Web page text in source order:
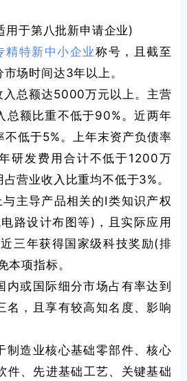
于第八批新申请企业)
精特新中小企业称号，且截至
市场时间达3年以上。
总额达5000万元以上。主营
总额比重不低于90%。近两年
不低于5%。上年末资产负债率
研发费用合计不低于1200万
营业收入比重均不低于3%。
导产品相关的Ⅰ类知识产权
路设计布图等)，且实际应用
三年获得国家级科技奖励(排
本项指标。
或国际细分市场占有率达到
名，且享有较高知名度、影响
造业核心基础零部件、核心
件、先进基础工艺、关键基础